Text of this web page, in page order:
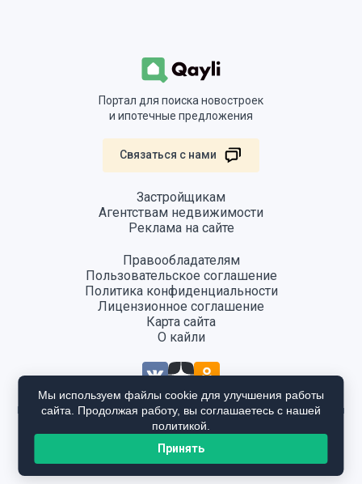
Портал для поиска новостроек
и ипотечные предложения
Связаться с нами
Застройщикам
Агентствам недвижимости
Реклама на сайте
Правообладателям
Пользовательское соглашение
Политика конфиденциальности
Лицензионное соглашение
Карта сайта
О кайли
Информация, размещенная на сайте, не является публичной офертой
и предоставляется в ознакомительных целях. Для получения
подробной информации общайтесь в отдел продаж застройщика.
Мы используем файлы cookie для улучшения работы
сайта. Продолжая работу, вы соглашаетесь с нашей
политикой.
Принять